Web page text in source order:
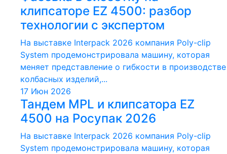
клипсаторе EZ 4500: разбор
технологии с экспертом
На выставке Interpack 2026 компания Poly-clip
System продемонстрировала машину, которая
меняет представление о гибкости в производстве
колбасных изделий,...
17 Июн 2026
Тандем MPL и клипсатора EZ
4500 на Росупак 2026
На выставке Interpack 2026 компания Poly-clip
System продемонстрировала машину, которая